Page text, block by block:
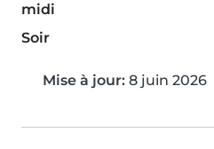
midi
Soir
Mise à jour: 8 juin 2026